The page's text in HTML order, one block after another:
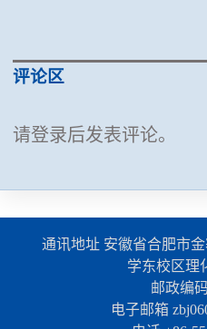
评论区
请登录后发表评论。
通讯地址 安徽省合肥市
学东校区理
邮政编
电子邮箱